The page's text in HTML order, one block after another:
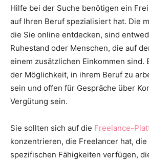
Hilfe bei der Suche benötigen ein
auf Ihren Beruf spezialisiert hat. Die
die Sie online entdecken, sind
Ruhestand oder Menschen, die auf
einem zusätzlichen Einkommen sind.
der Möglichkeit, in ihrem Beruf zu
sein und offen für Gespräche über
Vergütung sein.
Sie sollten sich auf die Freelance-
konzentrieren, die Freelancer hat, die
spezifischen Fähigkeiten verfügen,